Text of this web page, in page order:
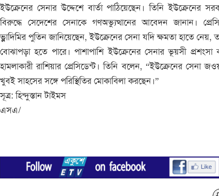
ইউক্রেনের সেনার উদ্দেশে বার্তা পাঠিয়েছেন। তিনি ইউক্রেনের
বিরুদ্ধে সেদেশের সেনাকে গণঅভ্যুত্থানের আবেদন জানান।
ভ্লাদিমির পুতিন জানিয়েছেন, ইউক্রেনের সেনা যদি ক্ষমতা হাতে নেয়,
বোঝাপড়া হতে পারে। পাশাপাশি ইউক্রেনের সেনার ভূয়সী প্রশংসা
হামলাকারী রাশিয়ার প্রেসিডেন্ট। তিনি বলেন, “ইউক্রেনের সেনা
খুবই সাহসের সঙ্গে পরিস্থিতির মোকাবিলা করছেন।”
সূত্র: হিন্দুস্তান টাইমস
এসএ/